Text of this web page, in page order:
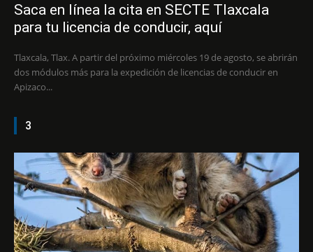
Saca en línea la cita en SECTE Tlaxcala
para tu licencia de conducir, aquí
Tlaxcala, Tlax. A partir del próximo miércoles 19 de agosto, se abrirán
dos módulos más para la expedición de licencias de conducir en
Apizaco...
3